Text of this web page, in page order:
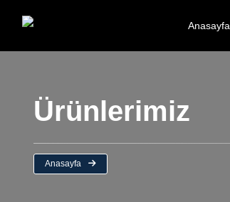
Anasayfa
Ürünlerimiz
Anasayfa